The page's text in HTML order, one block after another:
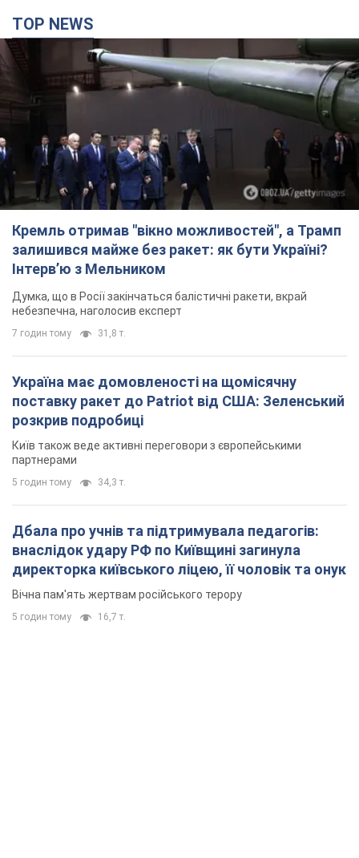
TOP NEWS
Кремль отримав "вікно можливостей", а Трамп
залишився майже без ракет: як бути Україні?
Інтерв’ю з Мельником
Думка, що в Росії закінчаться балістичні ракети, вкрай
небезпечна, наголосив експерт
7 годин тому 31,8 т.
Україна має домовленості на щомісячну
поставку ракет до Patriot від США: Зеленський
розкрив подробиці
Київ також веде активні переговори з європейськими
партнерами
5 годин тому 34,3 т.
Дбала про учнів та підтримувала педагогів:
внаслідок удару РФ по Київщині загинула
директорка київського ліцею, її чоловік та онук
Вічна пам'ять жертвам російського терору
5 годин тому 16,7 т.